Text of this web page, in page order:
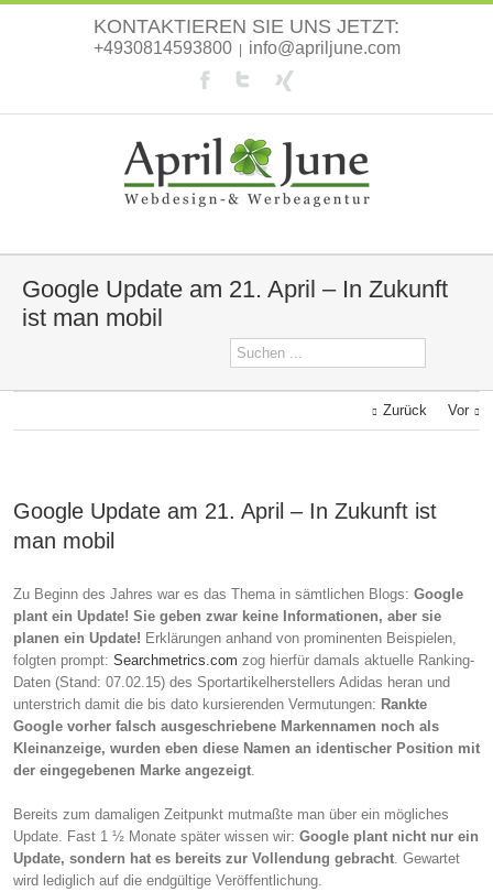
KONTAKTIEREN SIE UNS JETZT:
+4930814593800 info@apriljune.com
Google Update am 21. April – In Zukunft
ist man mobil
Zurück Vor
Google Update am 21. April – In Zukunft ist
man mobil
Zu Beginn des Jahres war es das Thema in sämtlichen Blogs: Google
plant ein Update! Sie geben zwar keine Informationen, aber sie
planen ein Update! Erklärungen anhand von prominenten Beispielen,
folgten prompt: Searchmetrics.com zog hierfür damals aktuelle Ranking-
Daten (Stand: 07.02.15) des Sportartikelherstellers Adidas heran und
unterstrich damit die bis dato kursierenden Vermutungen: Rankte
Google vorher falsch ausgeschriebene Markennamen noch als
Kleinanzeige, wurden eben diese Namen an identischer Position mit
der eingegebenen Marke angezeigt.
Bereits zum damaligen Zeitpunkt mutmaßte man über ein mögliches
Update. Fast 1 ½ Monate später wissen wir: Google plant nicht nur ein
Update, sondern hat es bereits zur Vollendung gebracht. Gewartet
wird lediglich auf die endgültige Veröffentlichung.